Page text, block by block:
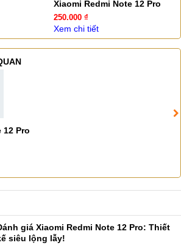
Xiaomi Redmi Note 12 Pro
250.000 ₫
Xem chi tiết
12 Pro
giá Xiaomi Redmi Note 12 Pro: Thiết
siêu lộng lẫy!